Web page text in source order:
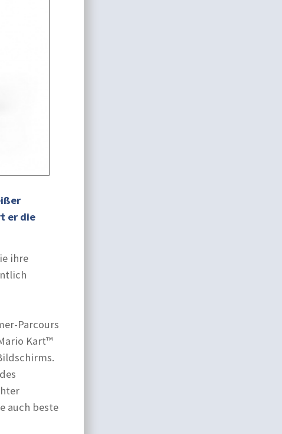
er die
ihre
Parcours
Kart™
auch beste